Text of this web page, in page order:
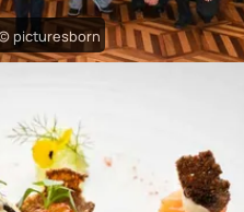
picturesborn